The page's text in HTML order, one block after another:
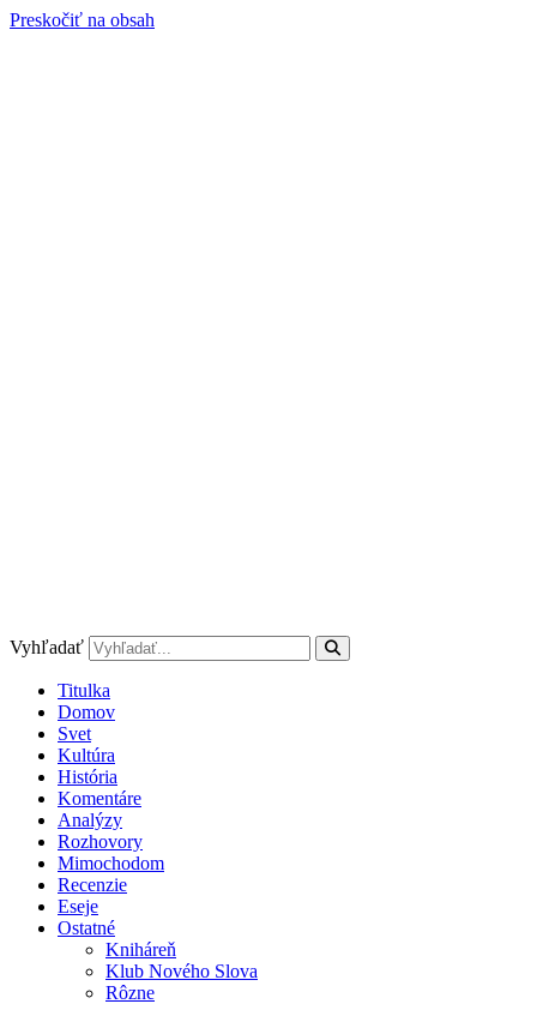
Preskočiť na obsah
Vyhľadať
Titulka
Domov
Svet
Kultúra
História
Komentáre
Analýzy
Rozhovory
Mimochodom
Recenzie
Eseje
Ostatné
Kniháreň
Klub Nového Slova
Rôzne